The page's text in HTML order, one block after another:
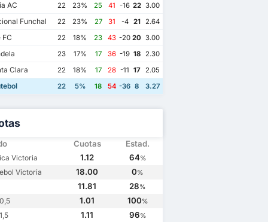
AC 22 23% 25 41 -16 22 3.00
Funchal 22 23% 27 31 -4 21 2.64
FC 22 18% 23 43 -20 20 3.00
23 17% 17 36 -19 18 2.30
Clara 22 18% 17 28 -11 17 2.05
22 5% 18 54 -36 8 3.27
Cuotas Estad.
Victoria 1.12 64%
Victoria 18.00 0%
11.81 28%
1.01 100%
1.11 96%